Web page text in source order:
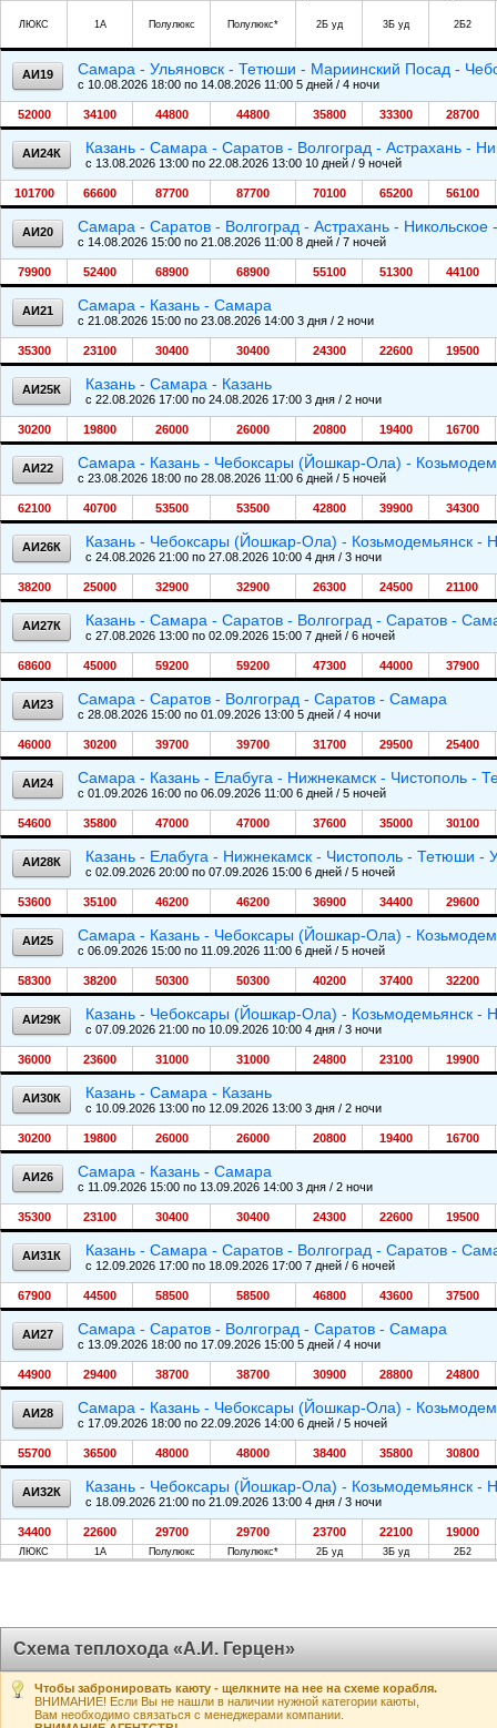
ЛЮКС 1А Полулюкс Полулюкс* 2Б уд 3Б уд 2Б2
АИ19 Самара - Ульяновск - Тетюши - Мариинский Посад -
c 10.08.2026 18:00 по 14.08.2026 11:00 5 дней / 4 ночи
52000 34100 44800 44800 35800 33300 28700
АИ24К Казань - Самара - Саратов - Волгоград - Астрахань -
c 13.08.2026 13:00 по 22.08.2026 13:00 10 дней / 9 ночей
101700 66600 87700 87700 70100 65200 56100
АИ20 Самара - Саратов - Волгоград - Астрахань -
c 14.08.2026 15:00 по 21.08.2026 11:00 8 дней / 7 ночей
79900 52400 68900 68900 55100 51300 44100
АИ21 Самара - Казань - Самара
c 21.08.2026 15:00 по 23.08.2026 14:00 3 дня / 2 ночи
35300 23100 30400 30400 24300 22600 19500
АИ25К Казань - Самара - Казань
c 22.08.2026 17:00 по 24.08.2026 17:00 3 дня / 2 ночи
30200 19800 26000 26000 20800 19400 16700
АИ22 Самара - Казань - Чебоксары (Йошкар-Ола) -
c 23.08.2026 18:00 по 28.08.2026 11:00 6 дней / 5 ночей
62100 40700 53500 53500 42800 39900 34300
АИ26К Казань - Чебоксары (Йошкар-Ола) - Козьмодемьянск -
c 24.08.2026 21:00 по 27.08.2026 10:00 4 дня / 3 ночи
38200 25000 32900 32900 26300 24500 21100
АИ27К Казань - Самара - Саратов - Волгоград - Саратов -
c 27.08.2026 13:00 по 02.09.2026 15:00 7 дней / 6 ночей
68600 45000 59200 59200 47300 44000 37900
АИ23 Самара - Саратов - Волгоград - Саратов - Самара
c 28.08.2026 15:00 по 01.09.2026 13:00 5 дней / 4 ночи
46000 30200 39700 39700 31700 29500 25400
АИ24 Самара - Казань - Елабуга - Нижнекамск - Чистополь -
c 01.09.2026 16:00 по 06.09.2026 11:00 6 дней / 5 ночей
54600 35800 47000 47000 37600 35000 30100
АИ28К Казань - Елабуга - Нижнекамск - Чистополь - Тетюши -
c 02.09.2026 20:00 по 07.09.2026 15:00 6 дней / 5 ночей
53600 35100 46200 46200 36900 34400 29600
АИ25 Самара - Казань - Чебоксары (Йошкар-Ола) -
c 06.09.2026 15:00 по 11.09.2026 11:00 6 дней / 5 ночей
58300 38200 50300 50300 40200 37400 32200
АИ29К Казань - Чебоксары (Йошкар-Ола) - Козьмодемьянск -
c 07.09.2026 21:00 по 10.09.2026 10:00 4 дня / 3 ночи
36000 23600 31000 31000 24800 23100 19900
АИ30К Казань - Самара - Казань
c 10.09.2026 13:00 по 12.09.2026 13:00 3 дня / 2 ночи
30200 19800 26000 26000 20800 19400 16700
АИ26 Самара - Казань - Самара
c 11.09.2026 15:00 по 13.09.2026 14:00 3 дня / 2 ночи
35300 23100 30400 30400 24300 22600 19500
АИ31К Казань - Самара - Саратов - Волгоград - Саратов -
c 12.09.2026 17:00 по 18.09.2026 17:00 7 дней / 6 ночей
67900 44500 58500 58500 46800 43600 37500
АИ27 Самара - Саратов - Волгоград - Саратов - Самара
c 13.09.2026 18:00 по 17.09.2026 15:00 5 дней / 4 ночи
44900 29400 38700 38700 30900 28800 24800
АИ28 Самара - Казань - Чебоксары (Йошкар-Ола) -
c 17.09.2026 18:00 по 22.09.2026 14:00 6 дней / 5 ночей
55700 36500 48000 48000 38400 35800 30800
АИ32К Казань - Чебоксары (Йошкар-Ола) - Козьмодемьянск -
c 18.09.2026 21:00 по 21.09.2026 13:00 4 дня / 3 ночи
34400 22600 29700 29700 23700 22100 19000
ЛЮКС 1А Полулюкс Полулюкс* 2Б уд 3Б уд 2Б2
Схема теплохода «А.И. Герцен»
Чтобы забронировать каюту - щелкните на нее на схеме корабля.
ВНИМАНИЕ! Если Вы не нашли в наличии нужной категории каюты,
Вам необходимо связаться с менеджерами компании.